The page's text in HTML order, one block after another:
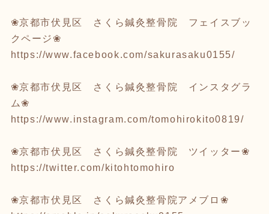
❀京都市伏見区 さくら鍼灸整骨院 フェイスブッ
クページ❀
https://www.facebook.com/sakurasaku0155/
❀京都市伏見区 さくら鍼灸整骨院 インスタグラ
ム❀
https://www.instagram.com/tomohirokito0819/
❀京都市伏見区 さくら鍼灸整骨院 ツイッター❀
https://twitter.com/kitohtomohiro
❀京都市伏見区 さくら鍼灸整骨院アメブロ❀